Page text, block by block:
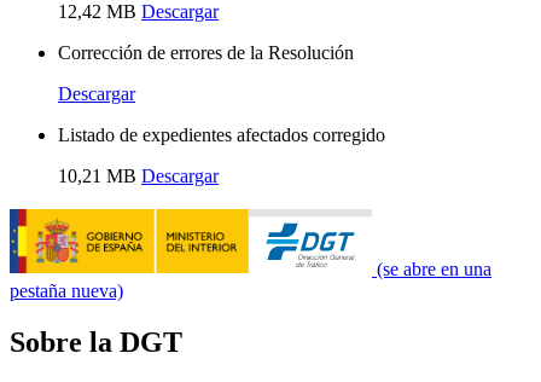
12,42 MB Descargar
Corrección de errores de la Resolución
Descargar
Listado de expedientes afectados corregido
10,21 MB Descargar
(se abre en una
pestaña nueva)
Sobre la DGT